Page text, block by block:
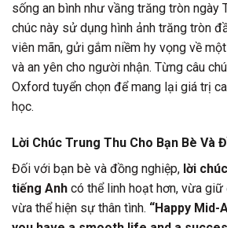
sống an bình như vầng trăng tròn ngày
chúc này sử dụng hình ảnh trăng tròn
viên mãn, gửi gắm niềm hy vọng về
và an yên cho người nhận. Từng câu
Oxford tuyển chọn để mang lại giá trị
học.
Lời Chúc Trung Thu Cho Bạn Bè Và
Đối với bạn bè và đồng nghiệp, lời
tiếng Anh có thể linh hoạt hơn, vừa
vừa thể hiện sự thân tình. “Happy Mid-